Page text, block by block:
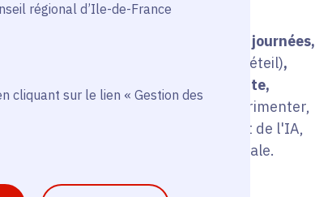
régional d’Ile-de-France
cliquant sur le lien « Gestion des
4 journées,
Paris Porte de Versailles et Créteil),
expérience concrète, engageante,
où chacune et chacun pourra expérimenter,
des usages utiles de la data et de l'IA,
général et d'innovation territoriale.